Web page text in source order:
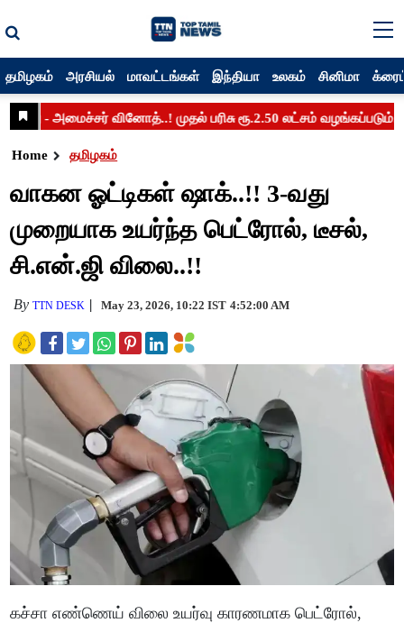
தமிழகம் அரசியல் மாவட்டங்கள் இந்தியா உலகம் சினிமா
Home தமிழகம்
வாகன ஓட்டிகள் ஷாக்..!! 3-வது
முறையாக உயர்ந்த பெட்ரோல், டீசல்,
சி.என்.ஜி விலை..!!
ByTTN DESK May 23, 2026, 10:22 IST 4:52:00 AM
கச்சா எண்ணெய் விலை உயர்வு காரணமாக பெட்ரோல்,